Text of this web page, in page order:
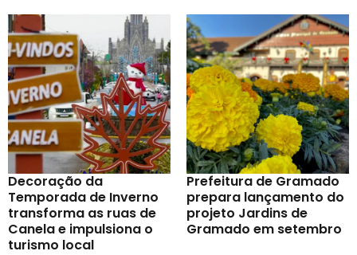
Decoração da
Temporada de Inverno
transforma as ruas de
Canela e impulsiona o
turismo local
Prefeitura de Gramado
prepara lançamento do
projeto Jardins de
Gramado em setembro